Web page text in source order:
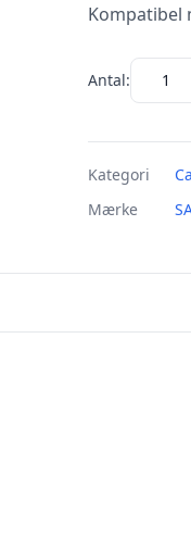
Kompatibel
Antal:
Kategori
Mærke